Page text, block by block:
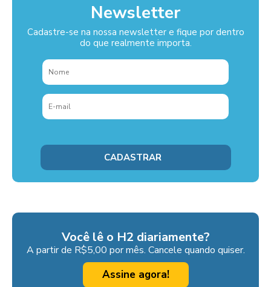
Newsletter
Cadastre-se na nossa newsletter e fique por dentro
do que realmente importa.
Você lê o H2 diariamente?
A partir de R$5,00 por mês. Cancele quando quiser.
Assine agora!